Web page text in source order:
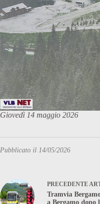
Giovedì 14 maggio 2026
Pubblicato il 14/05/2026
PRECEDENTE
Tramvia
a Bergamo dopo